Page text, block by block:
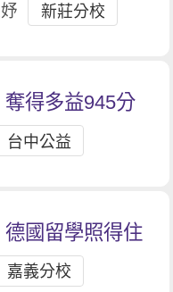
新莊分校
得多益945分
台中公益
雅思成功上岸 德國留學照得住
嘉義分校